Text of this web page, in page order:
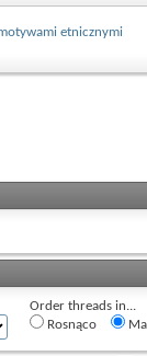
etnicznymi
Order threads in...
Rosnąco